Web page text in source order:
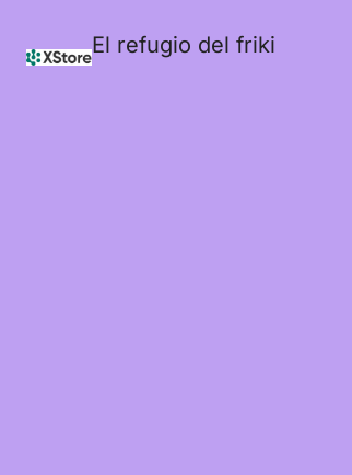
El refugio del friki